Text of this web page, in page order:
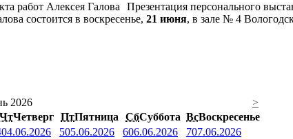
Презентация персонального
состоится в воскресенье, 21 июня, в зале № 4
2026
>
ЧтЧетверг ПтПятница СбСуббота ВсВоскресенье
04.06.2026 505.06.2026 606.06.2026 707.06.2026